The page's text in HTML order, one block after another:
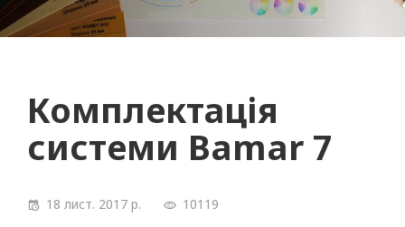
Комплектація
системи Bamar 7
18 лист. 2017 р. 10119